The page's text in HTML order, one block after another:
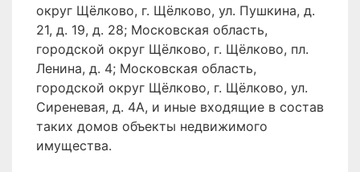
округ Щёлково, г. Щёлково, ул. Пушкина, д.
21, д. 19, д. 28; Московская область,
городской округ Щёлково, г. Щёлково, пл.
Ленина, д. 4; Московская область,
городской округ Щёлково, г. Щёлково, ул.
Сиреневая, д. 4А, и иные входящие в состав
таких домов объекты недвижимого
имущества.